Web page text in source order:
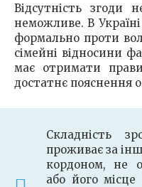
Відсутність згоди
неможливе. В
формально проти
сімейні відносини
має отримати
достатнє пояснення
Складність
проживає за
кордоном, не
або його